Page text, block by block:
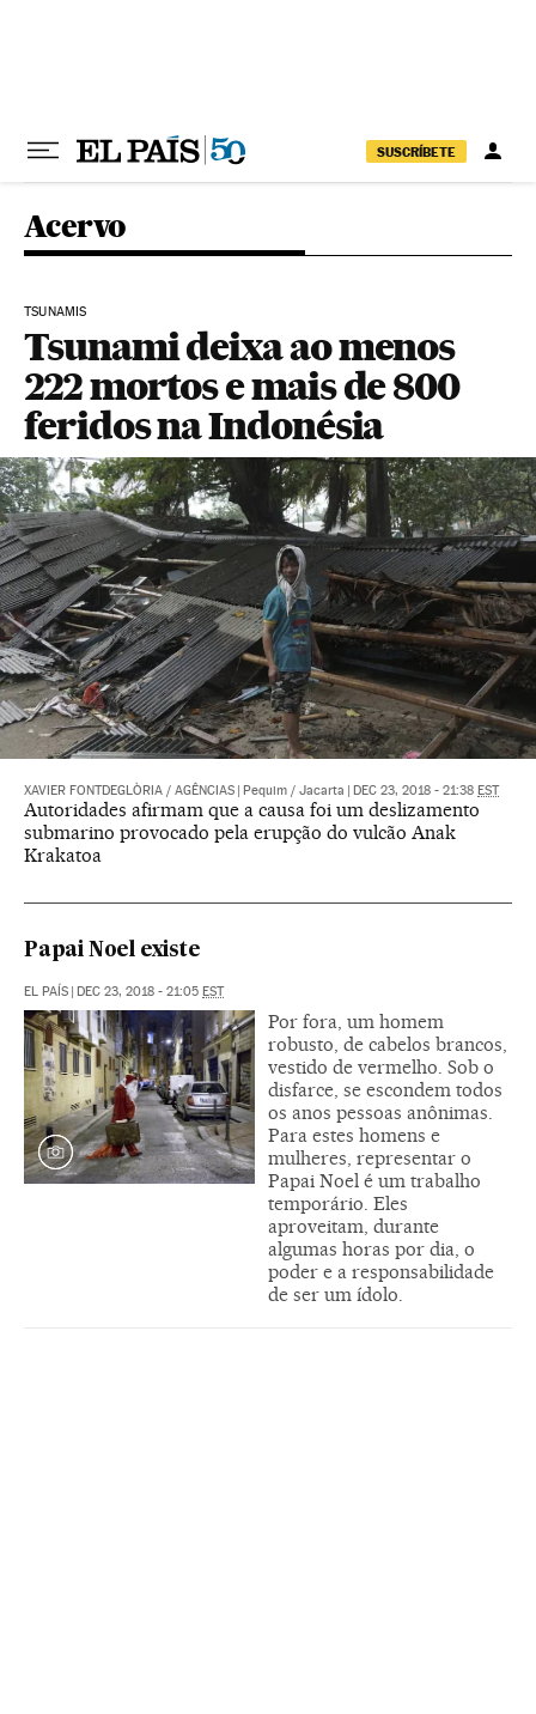
SUSCRÍBETE
Acervo
TSUNAMIS
Tsunami deixa ao menos
222 mortos e mais de 800
feridos na Indonésia
XAVIER FONTDEGLÒRIA / AGÊNCIAS Pequim / Jacarta DEC 23, 2018 - 21:38 EST
Autoridades afirmam que a causa foi um deslizamento
submarino provocado pela erupção do vulcão Anak
Krakatoa
Papai Noel existe
EL PAÍS DEC 23, 2018 - 21:05 EST
Por fora, um homem
robusto, de cabelos brancos,
vestido de vermelho. Sob o
disfarce, se escondem todos
os anos pessoas anônimas.
Para estes homens e
mulheres, representar o
Papai Noel é um trabalho
temporário. Eles
aproveitam, durante
algumas horas por dia, o
poder e a responsabilidade
de ser um ídolo.